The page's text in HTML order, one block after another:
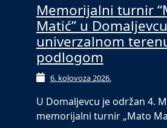
Memorijalni turnir
Matić” u
univerzalnom
podlogom
6. kolovoza 2026.
U Domaljevcu je održan 4.
memorijalni turnir „Mato